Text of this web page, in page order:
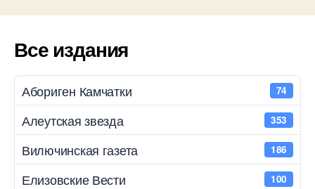
Все издания
Абориген Камчатки 74
Алеутская звезда 353
Вилючинская газета 186
Елизовские Вести 100